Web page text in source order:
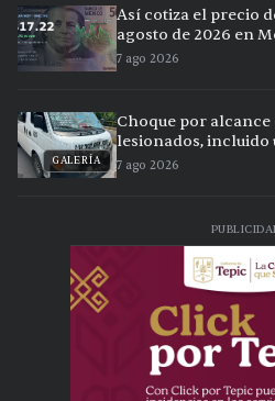
Así cotiza el precio
agosto de 2026 en
7 ago 2026
GALERÍA
Choque por alcance
lesionados, incluido
7 ago 2026